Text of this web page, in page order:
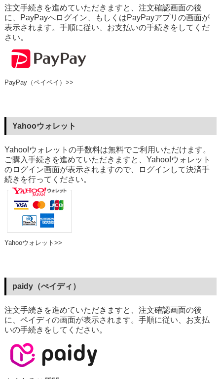
注文手続きを進めていただきますと、注文確認画面の後
に、PayPayへログイン、もしくはPayPayアプリの画面が
表示されます。手順に従い、お支払いの手続きをしてくだ
さい。
PayPay（ペイペイ）>>
Yahooウォレット
Yahoo!ウォレットの手数料は無料でご利用いただけます。
ご購入手続きを進めていただきますと、Yahoo!ウォレット
のログイン画面が表示されますので、ログインして決済手
続きを行ってください。
Yahooウォレット>>
paidy（ぺイディ）
注文手続きを進めていただきますと、注文確認画面の後
に、ペイディの画面が表示されます。手順に従い、お支払
いの手続きをしてください。